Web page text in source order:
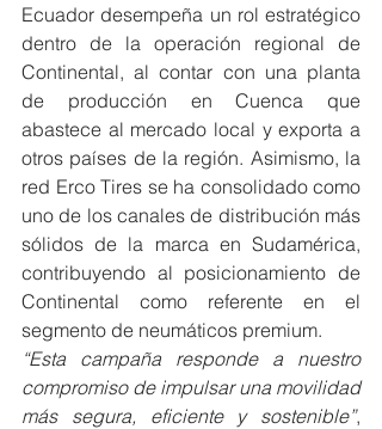
Ecuador desempeña un rol estratégico
dentro de la operación regional de
Continental, al contar con una planta
de producción en Cuenca que
abastece al mercado local y exporta a
otros países de la región. Asimismo, la
red Erco Tires se ha consolidado como
uno de los canales de distribución más
sólidos de la marca en Sudamérica,
contribuyendo al posicionamiento de
Continental como referente en el
segmento de neumáticos premium.
“Esta campaña responde a nuestro
compromiso de impulsar una movilidad
más segura, eficiente y sostenible”,